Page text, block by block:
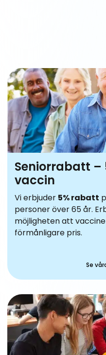
Seniorrabatt –
vaccin
Vi erbjuder 5% rabatt
personer över 65 år.
möjligheten att
förmånligare pris.
Se